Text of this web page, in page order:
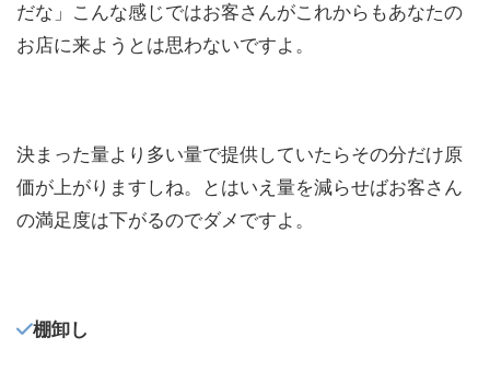
だな」こんな感じではお客さんがこれからもあなたの
お店に来ようとは思わないですよ。
決まった量より多い量で提供していたらその分だけ原
価が上がりますしね。とはいえ量を減らせばお客さん
の満足度は下がるのでダメですよ。
棚卸し